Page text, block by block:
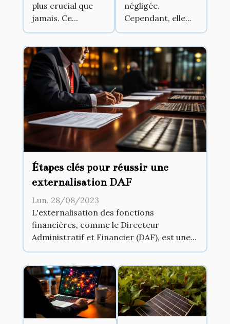
plus crucial que
jamais. Ce...
négligée.
Cependant, elle...
Étapes clés pour réussir une
externalisation DAF
Lun. 28/08/2023
L'externalisation des fonctions
financières, comme le Directeur
Administratif et Financier (DAF), est une...